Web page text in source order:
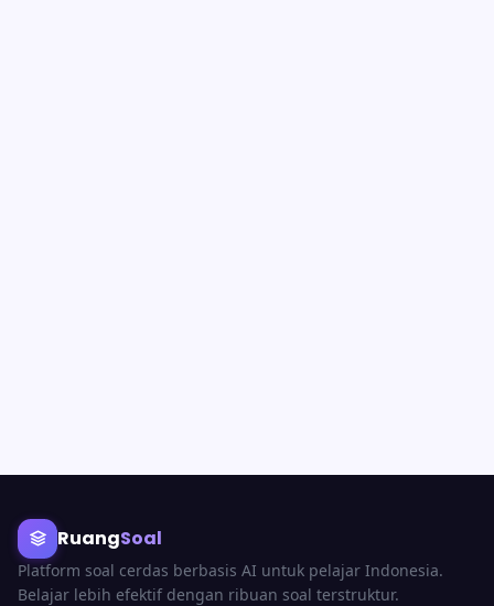
RuangSoal
Platform soal cerdas berbasis AI untuk pelajar Indonesia.
Belajar lebih efektif dengan ribuan soal terstruktur.